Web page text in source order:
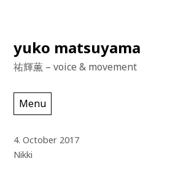
Skip
content
yuko matsuyama
祐輝薫 – voice & movement
Menu
4. October 2017
Nikki